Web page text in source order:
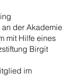
der Akademie
mit Hilfe eines
Birgit
im